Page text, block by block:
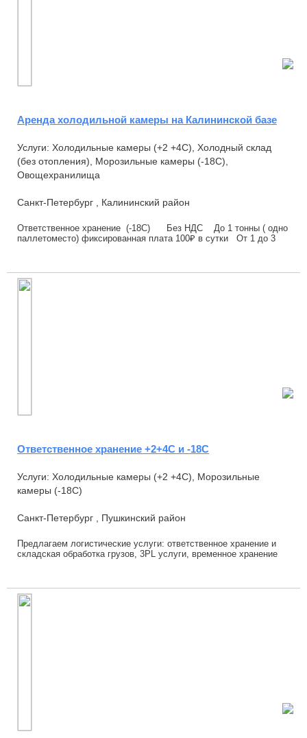
Аренда холодильной камеры на Калининской базе
Услуги: Холодильные камеры (+2 +4С), Холодный склад
(без отопления), Морозильные камеры (-18С),
Овощехранилища
Санкт-Петербург , Калининский район
Ответственное хранение (-18С) Без НДС До 1 тонны ( одно
паллетоместо) фиксированная плата 100₽ в сутки От 1 до 3
Ответственное хранение +2+4С и -18С
Услуги: Холодильные камеры (+2 +4С), Морозильные
камеры (-18С)
Санкт-Петербург , Пушкинский район
Предлагаем логистические услуги: ответственное хранение и
складская обработка грузов, 3PL услуги, временное хранение